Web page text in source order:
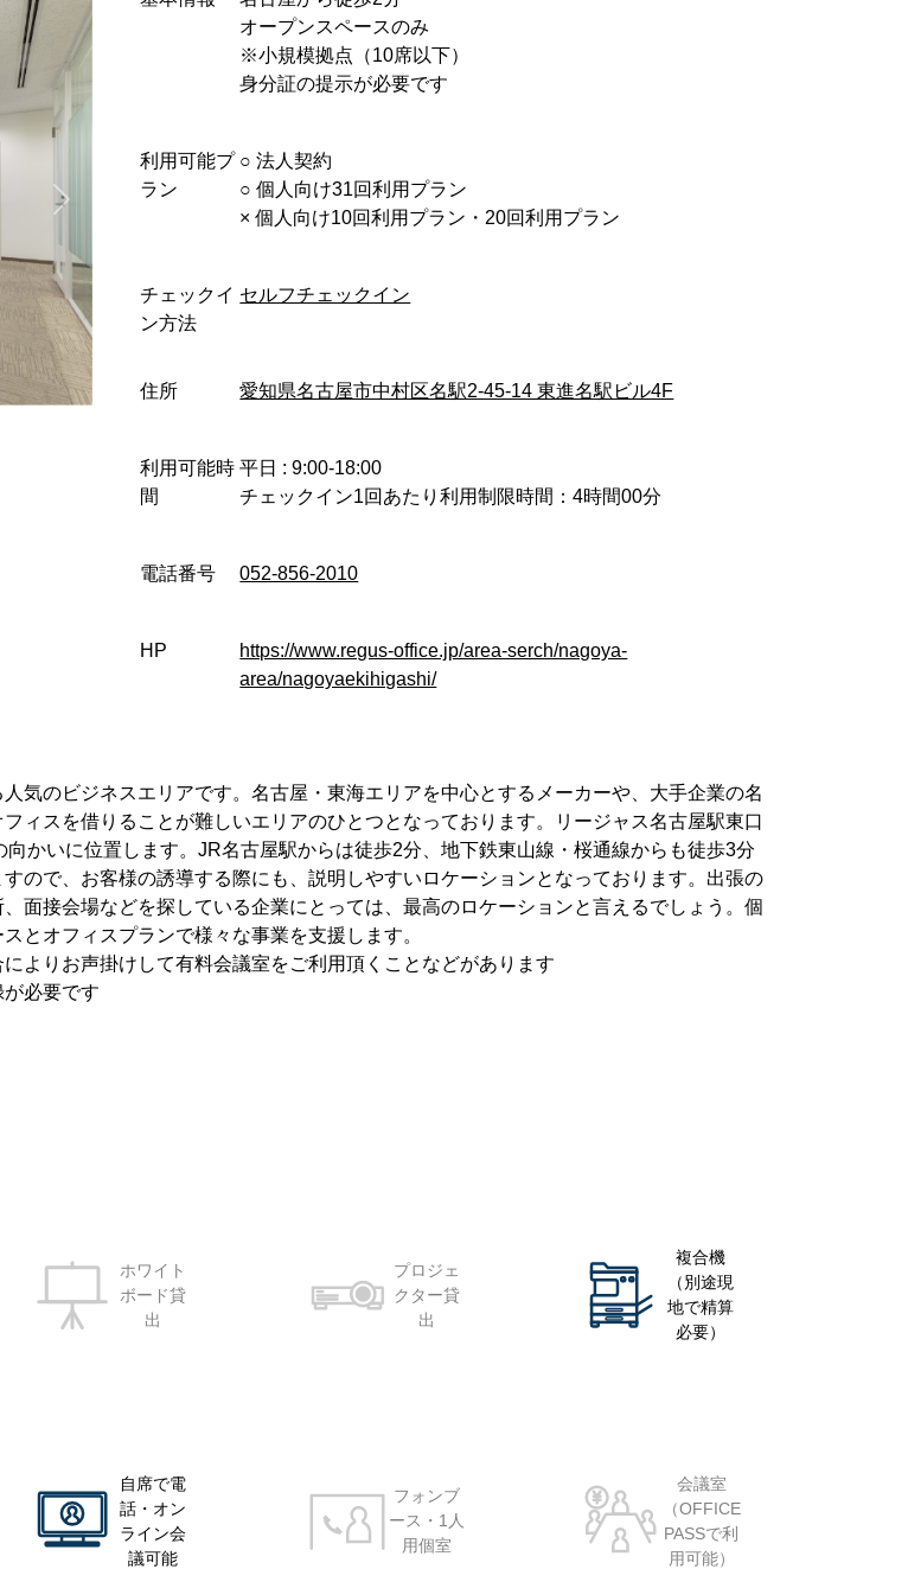
オープンスペースのみ
※小規模拠点（10席以下）
身分証の提示が必要です
利用可能プ
ラン
○︎ 法人契約
○︎ 個人向け31回利用プラン
× 個人向け10回利用プラン・20回利用プラン
チェックイ
ン方法
セルフチェックイン
住所 愛知県名古屋市中村区名駅2-45-14 東進名駅ビル4F
利用可能時
間
平日 : 9:00-18:00
チェックイン1回あたり利用制限時間：4時間00分
電話番号 052-856-2010
HP
https://www.regus-office.jp/area-serch/nagoya-
area/nagoyaekihigashi/
気のビジネスエリアです。名古屋・東海エリアを中心とするメーカーや、大手企業の名
ィスを借りることが難しいエリアのひとつとなっております。リージャス名古屋駅東口
かいに位置します。JR名古屋駅からは徒歩2分、地下鉄東山線・桜通線からも徒歩3分
ので、お客様の誘導する際にも、説明しやすいロケーションとなっております。出張の
面接会場などを探している企業にとっては、最高のロケーションと言えるでしょう。個
とオフィスプランで様々な事業を支援します。
よりお声掛けして有料会議室をご利用頂くことなどがあります
必要です
ホワイト
ボード貸
出
プロジェ
クター貸
出
複合機
（別途現
地で精算
必要）
自席で電
話・オン
ライン会
議可能
フォンブ
ース・1人
用個室
会議室
（OFFICE
PASSで利
用可能）